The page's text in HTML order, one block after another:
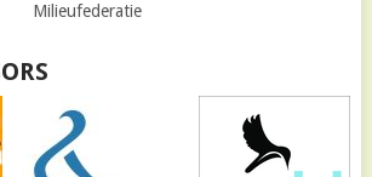
Milieufederatie